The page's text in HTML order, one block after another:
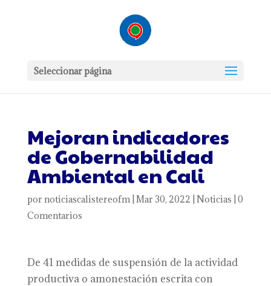
Seleccionar página
Mejoran indicadores
de Gobernabilidad
Ambiental en Cali
por noticiascalistereofm| Mar 30, 2022 Noticias 0
Comentarios
De 41 medidas de suspensión de la actividad
productiva o amonestación escrita con